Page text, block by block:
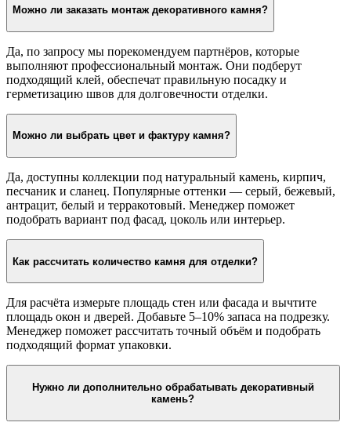
Можно ли заказать монтаж декоративного камня?
Да, по запросу мы порекомендуем партнёров, которые
выполняют профессиональный монтаж. Они подберут
подходящий клей, обеспечат правильную посадку и
герметизацию швов для долговечности отделки.
Можно ли выбрать цвет и фактуру камня?
Да, доступны коллекции под натуральный камень, кирпич,
песчаник и сланец. Популярные оттенки — серый, бежевый,
антрацит, белый и терракотовый. Менеджер поможет
подобрать вариант под фасад, цоколь или интерьер.
Как рассчитать количество камня для отделки?
Для расчёта измерьте площадь стен или фасада и вычтите
площадь окон и дверей. Добавьте 5–10% запаса на подрезку.
Менеджер поможет рассчитать точный объём и подобрать
подходящий формат упаковки.
Нужно ли дополнительно обрабатывать декоративный
камень?